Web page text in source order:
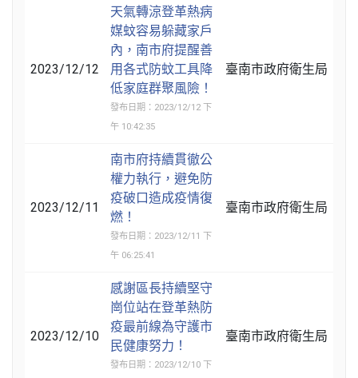
2023/12/12
天氣轉涼登革熱病
媒蚊容易躲藏家戶
內，南市府提醒善
用各式防蚊工具降
低家庭群聚風險！
發布日期：2023/12/12 下
午 10:42:35
臺南市政府衛生局
2023/12/11
南市府持續貫徹公
權力執行，避免防
疫破口造成疫情復
燃！
發布日期：2023/12/11 下
午 06:25:41
臺南市政府衛生局
2023/12/10
感謝區長持續堅守
崗位站在登革熱防
疫最前線為守護市
民健康努力！
發布日期：2023/12/10 下
臺南市政府衛生局